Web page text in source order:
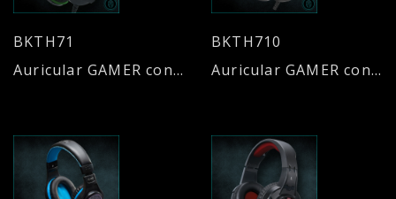
BKTH71
Auricular GAMER con micrófono poscionable
BKTH710
Auricular GAMER con micrófono omnidireccional